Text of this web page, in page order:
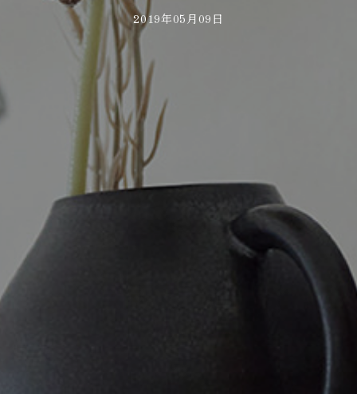
2019年05月09日